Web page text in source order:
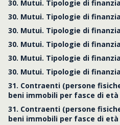
30. Mutui. Tipologie di
30. Mutui. Tipologie di
30. Mutui. Tipologie di
30. Mutui. Tipologie di
30. Mutui. Tipologie di
30. Mutui. Tipologie di
31. Contraenti (persone
beni immobili per fasce di
31. Contraenti (persone
beni immobili per fasce di